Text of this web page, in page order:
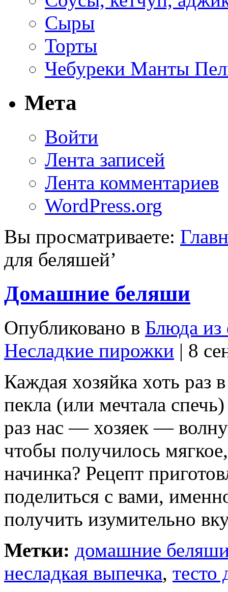
Сыры
Торты
Чебуреки Манты
Мета
Войти
Лента записей
Лента комментариев
WordPress.org
Вы просматриваете:
для беляшей’
Домашние беляши
Опубликовано в Блюда
Несладкие пирожки | 8
Каждая хозяйка хоть раз
пекла (или мечтала
раз нас — хозяек —
чтобы получилось
начинка? Рецепт
поделиться с вами,
получить изумительно
Метки: домашние
несладкая выпечка, тесто